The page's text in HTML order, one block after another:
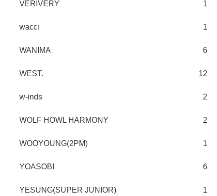
VERIVERY 1
wacci 1
WANIMA 6
WEST. 12
w-inds 2
WOLF HOWL HARMONY 2
WOOYOUNG(2PM) 1
YOASOBI 6
YESUNG(SUPER JUNIOR) 1